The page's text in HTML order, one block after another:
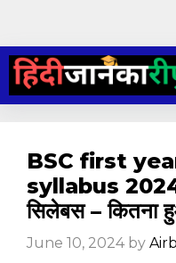
Skip
content
BSC first
syllabus
सिलेबस – कितना
June 10, 2024 by